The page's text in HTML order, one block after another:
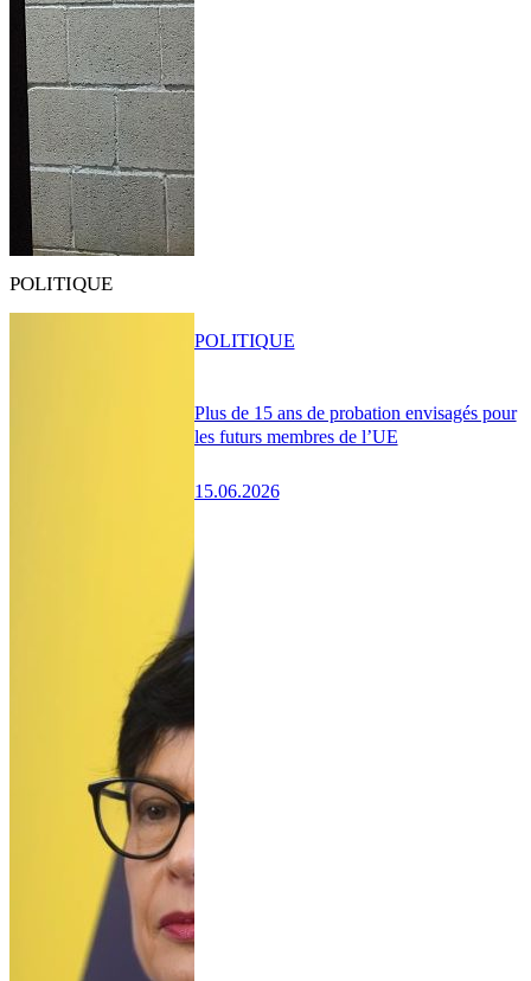
POLITIQUE
Plus de 15 ans de probation envisagés pour
les futurs membres de l’UE
15.06.2026
POLITIQUE